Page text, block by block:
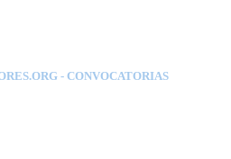
- CONVOCATORIAS